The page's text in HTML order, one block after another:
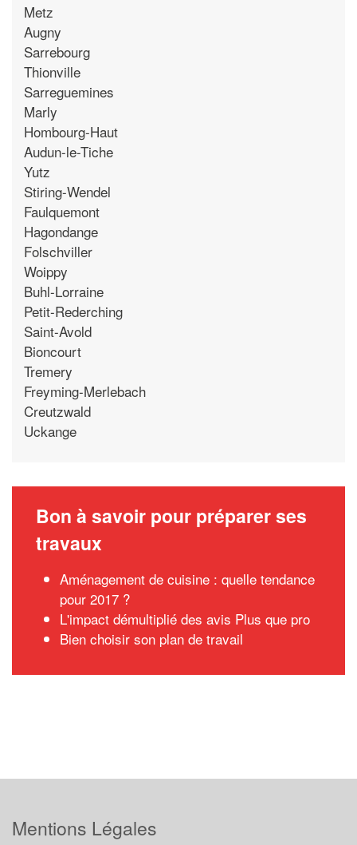
Metz
Augny
Sarrebourg
Thionville
Sarreguemines
Marly
Hombourg-Haut
Audun-le-Tiche
Yutz
Stiring-Wendel
Faulquemont
Hagondange
Folschviller
Woippy
Buhl-Lorraine
Petit-Rederching
Saint-Avold
Bioncourt
Tremery
Freyming-Merlebach
Creutzwald
Uckange
Bon à savoir pour préparer ses
travaux
Aménagement de cuisine : quelle tendance
pour 2017 ?
L'impact démultiplié des avis Plus que pro
Bien choisir son plan de travail
Mentions Légales